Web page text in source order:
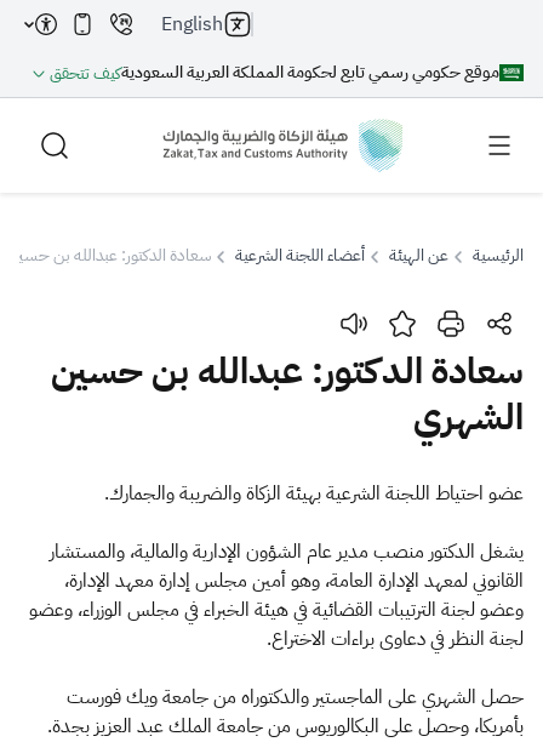
موقع حكومي رسمي تابع لحكومة المملكة العربية السعوديةكيف تتحقق
English
بحث
بحث
اقتراحات
الزكاة الجمارك
ضريبة القيمة المضافة
الإقرار الضريبي
التصرفات العقارية
الرئيسية عن الهيئة أعضاء اللجنة الشرعية سعادة الدكتور: عبدالله بن
سعادة الدكتور: عبدالله بن حسين
الشهري
​​​عضو احتياط اللجنة الشرعية بهيئة الزكاة والضريبة والجمارك.​
يشغل الدكتور منصب مدير عام الشؤون الإدارية والمالية، والمستشار
القانوني لمعهد الإدارة العامة، وهو أمين مجلس إدارة معهد الإدارة،
وعضو لجنة الترتيبات القضائية في هيئة الخبراء في مجلس الوزراء، وعضو
لجنة النظر في دعاوى براءات الاختراع.
حصل الشهري على الماجستير والدكتوراه من جامعة ويك فورست
بأمريكا، وحصل على البكالوريوس من جامعة الملك عبد العزيز بجدة.